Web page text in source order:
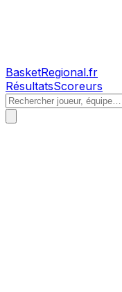
BasketRegional.fr
RésultatsScoreurs